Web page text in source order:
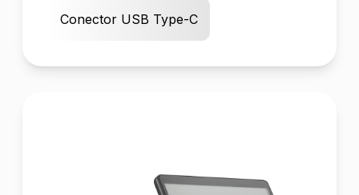
Conector USB Type-C